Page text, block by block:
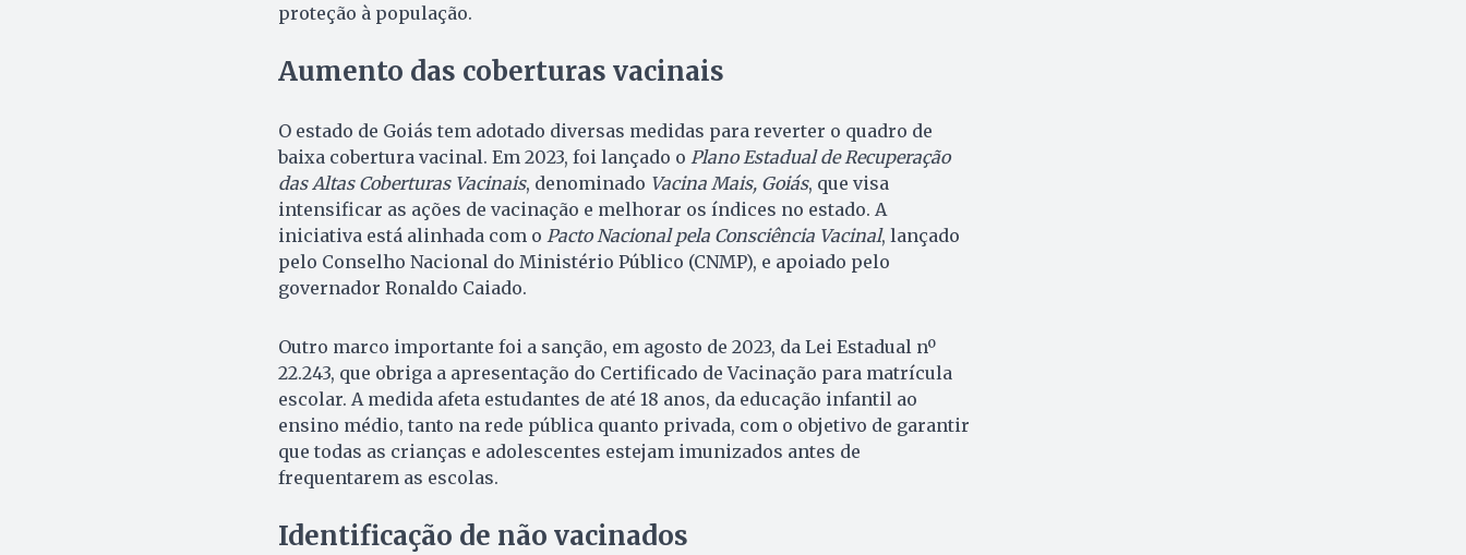
proteção à população.
Aumento das coberturas vacinais
O estado de Goiás tem adotado diversas medidas para reverter o quadro de
baixa cobertura vacinal. Em 2023, foi lançado o Plano Estadual de Recuperação
das Altas Coberturas Vacinais, denominado Vacina Mais, Goiás, que visa
intensificar as ações de vacinação e melhorar os índices no estado. A
iniciativa está alinhada com o Pacto Nacional pela Consciência Vacinal, lançado
pelo Conselho Nacional do Ministério Público (CNMP), e apoiado pelo
governador Ronaldo Caiado.
Outro marco importante foi a sanção, em agosto de 2023, da Lei Estadual nº
22.243, que obriga a apresentação do Certificado de Vacinação para matrícula
escolar. A medida afeta estudantes de até 18 anos, da educação infantil ao
ensino médio, tanto na rede pública quanto privada, com o objetivo de garantir
que todas as crianças e adolescentes estejam imunizados antes de
frequentarem as escolas.
Identificação de não vacinados